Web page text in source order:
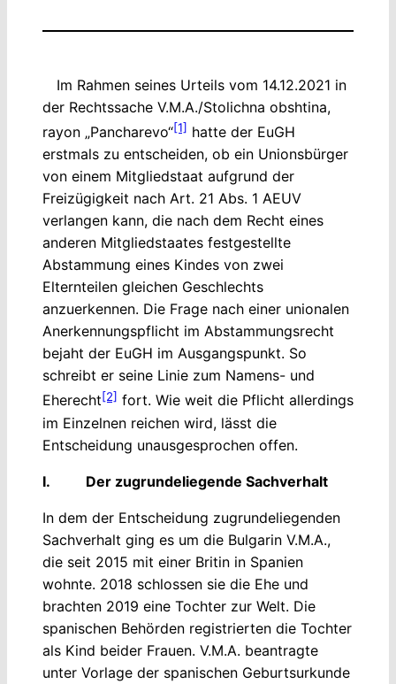
Im Rahmen seines Urteils vom 14.12.2021 in
der Rechtssache V.M.A./Stolichna obshtina,
rayon „Pancharevo“[1] hatte der EuGH
erstmals zu entscheiden, ob ein Unionsbürger
von einem Mitgliedstaat aufgrund der
Freizügigkeit nach Art. 21 Abs. 1 AEUV
verlangen kann, die nach dem Recht eines
anderen Mitgliedstaates festgestellte
Abstammung eines Kindes von zwei
Elternteilen gleichen Geschlechts
anzuerkennen. Die Frage nach einer unionalen
Anerkennungspflicht im Abstammungsrecht
bejaht der EuGH im Ausgangspunkt. So
schreibt er seine Linie zum Namens- und
Eherecht[2] fort. Wie weit die Pflicht allerdings
im Einzelnen reichen wird, lässt die
Entscheidung unausgesprochen offen.
I. Der zugrundeliegende Sachverhalt
In dem der Entscheidung zugrundeliegenden
Sachverhalt ging es um die Bulgarin V.M.A.,
die seit 2015 mit einer Britin in Spanien
wohnte. 2018 schlossen sie die Ehe und
brachten 2019 eine Tochter zur Welt. Die
spanischen Behörden registrierten die Tochter
als Kind beider Frauen. V.M.A. beantragte
unter Vorlage der spanischen Geburtsurkunde